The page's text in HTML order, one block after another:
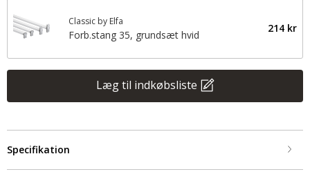
Classic by Elfa
Forb.stang 35, grundsæt hvid
214 kr
Læg til indkøbsliste
Specifikation